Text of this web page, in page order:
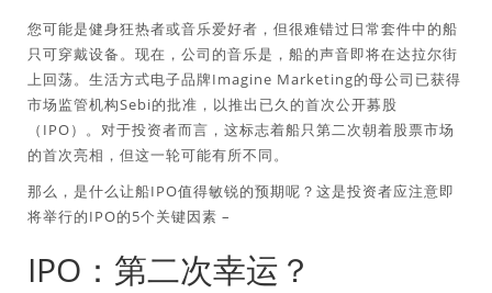
您可能是健身狂热者或音乐爱好者，但很难错过日常套件中的船
只可穿戴设备。现在，公司的音乐是，船的声音即将在达拉尔街
上回荡。生活方式电子品牌Imagine Marketing的母公司已获得
市场监管机构Sebi的批准，以推出已久的首次公开募股
（IPO）。对于投资者而言，这标志着船只第二次朝着股票市场
的首次亮相，但这一轮可能有所不同。
那么，是什么让船IPO值得敏锐的预期呢？这是投资者应注意即
将举行的IPO的5个关键因素 –
IPO：第二次幸运？